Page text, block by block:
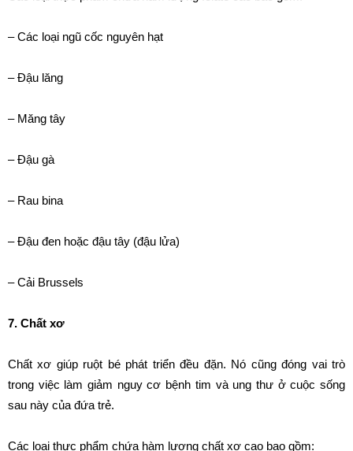
– Các loại ngũ cốc nguyên hạt
– Đậu lăng
– Măng tây
– Đậu gà
– Rau bina
– Đậu đen hoặc đậu tây (đậu lửa)
– Cải Brussels
7. Chất xơ
Chất xơ giúp ruột bé phát triển đều đặn. Nó cũng đóng vai trò
trong việc làm giảm nguy cơ bệnh tim và ung thư ở cuộc sống
sau này của đứa trẻ.
Các loại thực phẩm chứa hàm lượng chất xơ cao bao gồm: